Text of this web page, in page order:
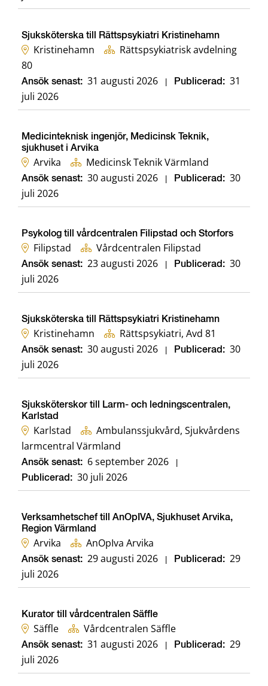
Sjuksköterska till Rättspsykiatri Kristinehamn
Kristinehamn
Rättspsykiatrisk avdelning
80
Ansök senast: 31 augusti 2026 Publicerad: 31
juli 2026
Medicinteknisk ingenjör, Medicinsk Teknik,
sjukhuset i Arvika
Arvika Medicinsk Teknik Värmland
Ansök senast: 30 augusti 2026 Publicerad: 30
juli 2026
Psykolog till vårdcentralen Filipstad och Storfors
Filipstad Vårdcentralen Filipstad
Ansök senast: 23 augusti 2026 Publicerad: 30
juli 2026
Sjuksköterska till Rättspsykiatri Kristinehamn
Kristinehamn Rättspsykiatri, Avd 81
Ansök senast: 30 augusti 2026 Publicerad: 30
juli 2026
Sjuksköterskor till Larm- och ledningscentralen,
Karlstad
Karlstad
Ambulanssjukvård, Sjukvårdens
larmcentral Värmland
Ansök senast: 6 september 2026
Publicerad: 30 juli 2026
Verksamhetschef till AnOpIVA, Sjukhuset Arvika,
Region Värmland
Arvika AnOpIva Arvika
Ansök senast: 29 augusti 2026 Publicerad: 29
juli 2026
Kurator till vårdcentralen Säffle
Säffle Vårdcentralen Säffle
Ansök senast: 31 augusti 2026 Publicerad: 29
juli 2026